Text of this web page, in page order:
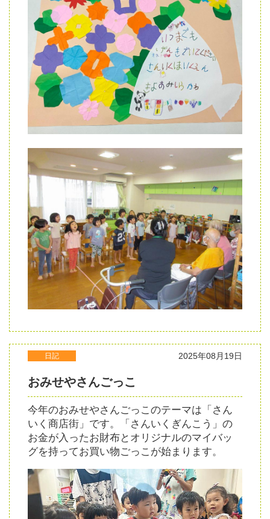
日記 2025年08月19日
おみせやさんごっこ
今年のおみせやさんごっこのテーマは「さん
いく商店街」です。「さんいくぎんこう」の
お金が入ったお財布とオリジナルのマイバッ
グを持ってお買い物ごっこが始まります。